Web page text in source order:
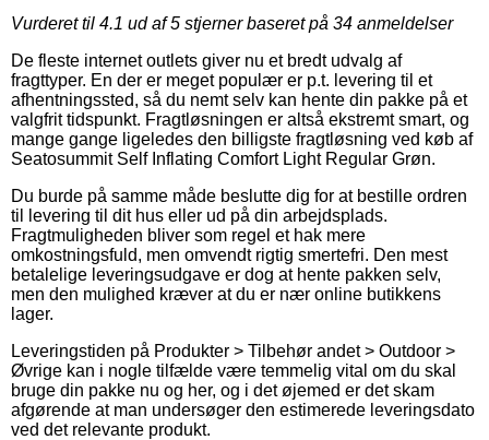
Vurderet til 4.1 ud af 5 stjerner baseret på 34 anmeldelser
De fleste internet outlets giver nu et bredt udvalg af
fragttyper. En der er meget populær er p.t. levering til et
afhentningssted, så du nemt selv kan hente din pakke på et
valgfrit tidspunkt. Fragtløsningen er altså ekstremt smart, og
mange gange ligeledes den billigste fragtløsning ved køb af
Seatosummit Self Inflating Comfort Light Regular Grøn.
Du burde på samme måde beslutte dig for at bestille ordren
til levering til dit hus eller ud på din arbejdsplads.
Fragtmuligheden bliver som regel et hak mere
omkostningsfuld, men omvendt rigtig smertefri. Den mest
betalelige leveringsudgave er dog at hente pakken selv,
men den mulighed kræver at du er nær online butikkens
lager.
Leveringstiden på Produkter > Tilbehør andet > Outdoor >
Øvrige kan i nogle tilfælde være temmelig vital om du skal
bruge din pakke nu og her, og i det øjemed er det skam
afgørende at man undersøger den estimerede leveringsdato
ved det relevante produkt.